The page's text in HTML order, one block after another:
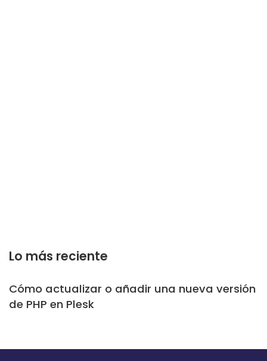
Lo más reciente
Cómo actualizar o añadir una nueva versión
de PHP en Plesk